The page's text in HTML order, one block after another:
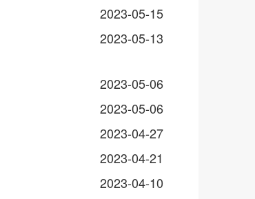
2023-05-15
2023-05-13
2023-05-06
2023-05-06
2023-04-27
2023-04-21
2023-04-10